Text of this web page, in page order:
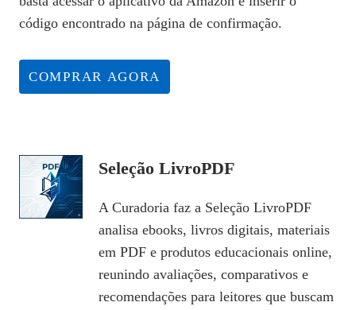
código encontrado na página de confirmação.
COMPRAR AGORA
Seleção LivroPDF
A Curadoria faz a Seleção LivroPDF
analisa ebooks, livros digitais, materiais
em PDF e produtos educacionais online,
reunindo avaliações, comparativos e
recomendações para leitores que buscam